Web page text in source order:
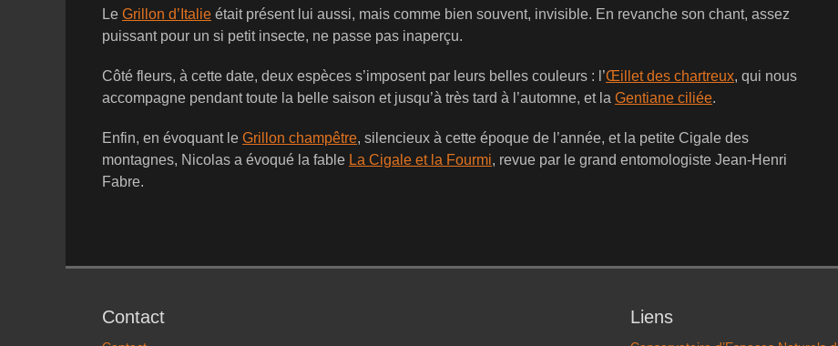
Le Grillon d’Italie était présent lui aussi, mais comme bien souvent, invisible. En revanche son chant, assez
puissant pour un si petit insecte, ne passe pas inaperçu.
Côté fleurs, à cette date, deux espèces s’imposent par leurs belles couleurs : l’Œillet des chartreux, qui nous
accompagne pendant toute la belle saison et jusqu’à très tard à l’automne, et la Gentiane ciliée.
Enfin, en évoquant le Grillon champêtre, silencieux à cette époque de l’année, et la petite Cigale des
montagnes, Nicolas a évoqué la fable La Cigale et la Fourmi, revue par le grand entomologiste Jean-Henri
Fabre.
Contact Liens